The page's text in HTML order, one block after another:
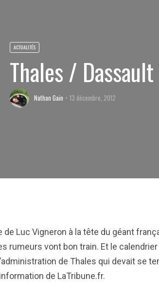
ACTUALITÉS
Thales /
Nathan Gain 13 décembre, 2012
de Luc Vigneron à la tête du géant
rumeurs vont bon train. Et le
de Thales qui devait se
de LaTribune.fr.